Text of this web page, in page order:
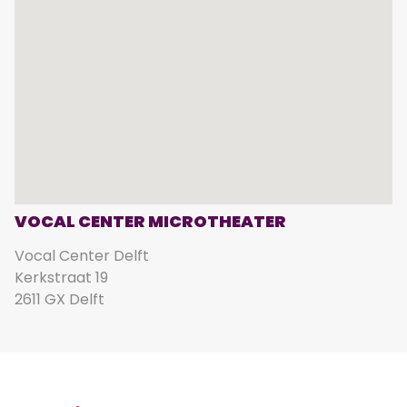
VOCAL CENTER MICROTHEATER
Vocal Center Delft
Kerkstraat 19
2611 GX Delft